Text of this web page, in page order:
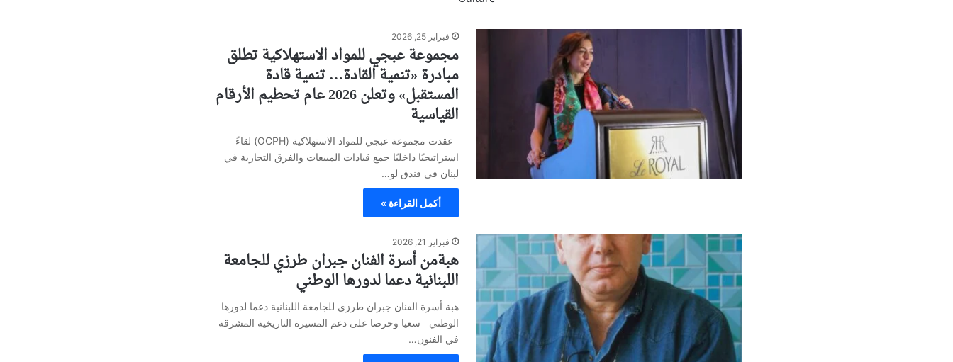
فبراير 25, 2026
مجموعة عبجي للمواد الاستهلاكية تطلق
مبادرة «تنمية القادة… تنمية قادة
المستقبل» وتعلن 2026 عام تحطيم الأرقام
القياسية
عقدت مجموعة عبجي للمواد الاستهلاكية (OCPH) لقاءً
استراتيجيًا داخليًا جمع قيادات المبيعات والفرق التجارية في
لبنان في فندق لو…
أكمل القراءة »
فبراير 21, 2026
هبةمن أسرة الفنان جبران طرزي للجامعة
اللبنانية دعما لدورها الوطني
هبة أسرة الفنان جبران طرزي للجامعة اللبنانية دعما لدورها
الوطني سعيا وحرصا على دعم المسيرة التاريخية المشرقة
في الفنون…